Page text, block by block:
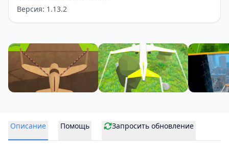
Версия: 1.13.2
Описание Помощь Запросить обновление